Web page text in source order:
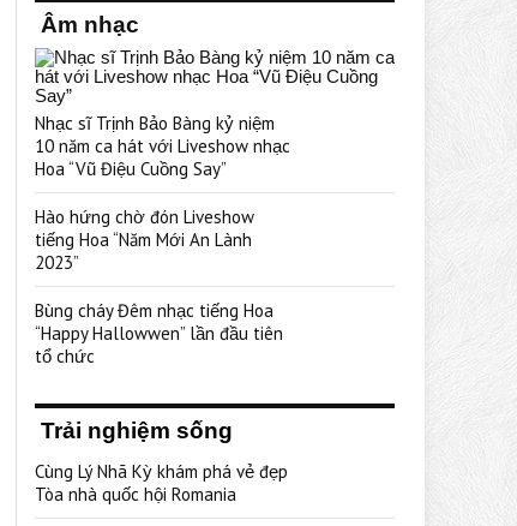
Âm nhạc
Nhạc sĩ Trịnh Bảo Bàng kỷ niệm
10 năm ca hát với Liveshow nhạc
Hoa “Vũ Điệu Cuồng Say”
Hào hứng chờ đón Liveshow
tiếng Hoa “Năm Mới An Lành
2023”
Bùng cháy Đêm nhạc tiếng Hoa
“Happy Hallowwen” lần đầu tiên
tổ chức
Trải nghiệm sống
Cùng Lý Nhã Kỳ khám phá vẻ đẹp
Tòa nhà quốc hội Romania